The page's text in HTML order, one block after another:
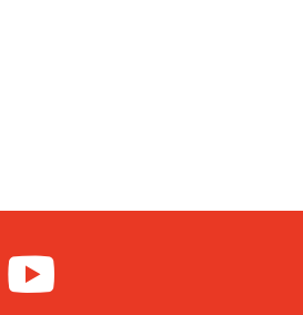
Instagram